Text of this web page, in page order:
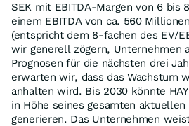
SEK mit EBITDA-Margen von 6 bis
einem EBITDA von ca. 560
(entspricht dem 8-fachen des EV/
wir generell zögern, Unternehmen
Prognosen für die nächsten drei
erwarten wir, dass das Wachstum
anhalten wird. Bis 2030 könnte
in Höhe seines gesamten
generieren. Das Unternehmen